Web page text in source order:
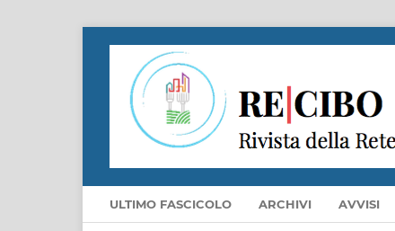
ULTIMO FASCICOLO ARCHIVI AVVISI